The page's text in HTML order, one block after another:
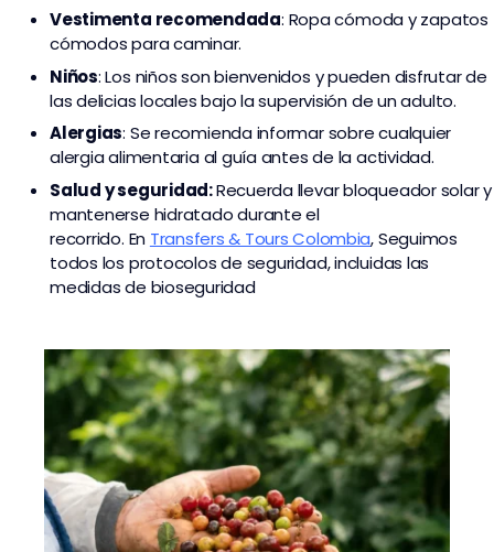
Vestimenta recomendada: Ropa cómoda y zapatos
cómodos para caminar.
Niños: Los niños son bienvenidos y pueden disfrutar de
las delicias locales bajo la supervisión de un adulto.
Alergias: Se recomienda informar sobre cualquier
alergia alimentaria al guía antes de la actividad.
Salud y seguridad:Recuerda llevar bloqueador solar y
mantenerse hidratado durante el
recorrido. En Transfers & Tours Colombia,Seguimos
todos los protocolos de seguridad, incluidas las
medidas de bioseguridad